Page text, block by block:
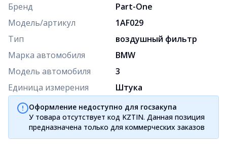
Бренд
Part-One
Модель/артикул
1AF029
Тип
воздушный фильтр
Марка автомобиля
BMW
Модель автомобиля
3
Единица измерения
Штука
Оформление недоступно для госзакупа
У товара отсутствует код KZTIN. Данная позиция
предназначена только для коммерческих заказов